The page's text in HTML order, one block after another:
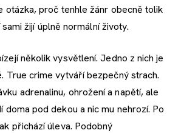
otázka, proč tenhle žánr obecně tolik
žijí úplně normální životy.
několik vysvětlení. Jedno z nich je
True crime vytváří bezpečný strach.
adrenalinu, ohrožení a napětí, ale
doma pod dekou a nic mu nehrozí. Po
přichází úleva. Podobný